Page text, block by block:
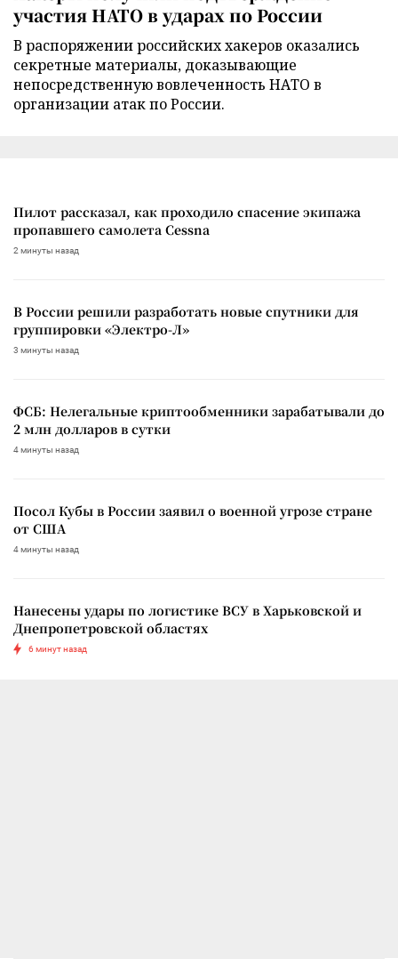
участия НАТО в ударах по России
В распоряжении российских хакеров оказались
секретные материалы, доказывающие
непосредственную вовлеченность НАТО в
организации атак по России.
Пилот рассказал, как проходило спасение экипажа
пропавшего самолета Cessna
2 минуты назад
В России решили разработать новые спутники для
группировки «Электро-Л»
3 минуты назад
ФСБ: Нелегальные криптообменники зарабатывали до
2 млн долларов в сутки
4 минуты назад
Посол Кубы в России заявил о военной угрозе стране
от США
4 минуты назад
Нанесены удары по логистике ВСУ в Харьковской и
Днепропетровской областях
6 минут назад